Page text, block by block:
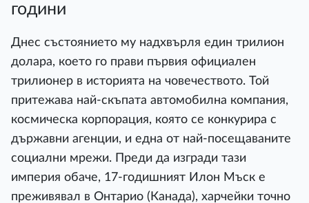
години
Днес състоянието му надхвърля един трилион
долара, което го прави първия официален
трилионер в историята на човечеството. Той
притежава най-скъпата автомобилна компания,
космическа корпорация, която се конкурира с
държавни агенции, и една от най-посещаваните
социални мрежи. Преди да изгради тази
империя обаче, 17-годишният Илон Мъск е
преживявал в Онтарио (Канада), харчейки точно